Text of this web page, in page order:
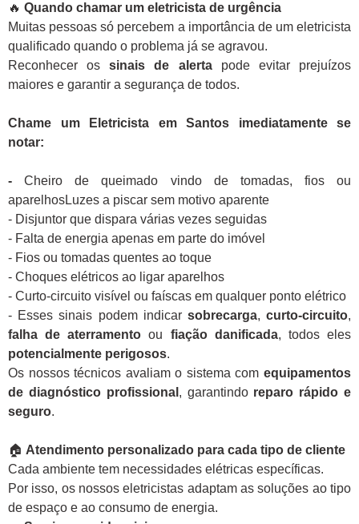
🔥 Quando chamar um eletricista de urgência
Muitas pessoas só percebem a importância de um eletricista
qualificado quando o problema já se agravou.
Reconhecer ossinais de alertapode evitar prejuízos
maiores e garantir a segurança de todos.
Chame um Eletricista em Santos imediatamente se
notar:
-Cheiro de queimado vindo de tomadas, fios ou
aparelhosLuzes a piscar sem motivo aparente
- Disjuntor que dispara várias vezes seguidas
- Falta de energia apenas em parte do imóvel
- Fios ou tomadas quentes ao toque
- Choques elétricos ao ligar aparelhos
- Curto-circuito visível ou faíscas em qualquer ponto elétrico
- Esses sinais podem indicar sobrecarga,curto-circuito,
falha de aterramento ou fiação danificada, todos eles
potencialmente perigosos.
Os nossos técnicos avaliam o sistema com equipamentos
de diagnóstico profissional , garantindo reparo rápido e
seguro.
🏠 Atendimento personalizado para cada tipo de cliente
Cada ambiente tem necessidades elétricas específicas.
Por isso, os nossos eletricistas adaptam as soluções ao tipo
de espaço e ao consumo de energia.